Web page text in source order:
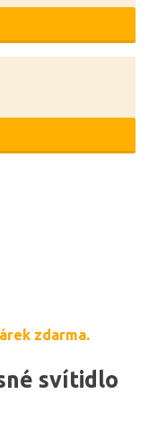
zdarma.
svítidlo